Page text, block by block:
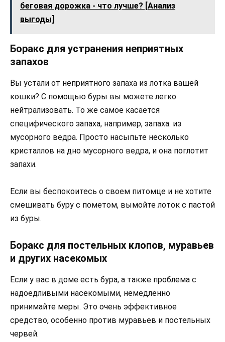
беговая дорожка - что лучше? [Анализ
выгоды]
Боракс для устранения неприятных
запахов
Вы устали от неприятного запаха из лотка вашей
кошки? С помощью буры вы можете легко
нейтрализовать. То же самое касается
специфического запаха, например, запаха. из
мусорного ведра. Просто насыпьте несколько
кристаллов на дно мусорного ведра, и она поглотит
запахи.
Если вы беспокоитесь о своем питомце и не хотите
смешивать буру с пометом, вымойте лоток с пастой
из буры.
Боракс для постельных клопов, муравьев
и других насекомых
Если у вас в доме есть бура, а также проблема с
надоедливыми насекомыми, немедленно
принимайте меры. Это очень эффективное
средство, особенно против муравьев и постельных
червей.